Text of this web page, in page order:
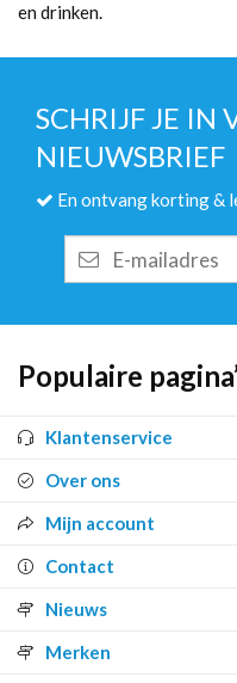
en drinken.
SCHRIJF JE IN
NIEUWSBRIEF
En ontvang korting &
mailadres
Populaire
Klantenservice
Over ons
Mijn account
Contact
Nieuws
Merken